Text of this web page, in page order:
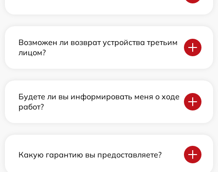
Возможен ли возврат устройства третьим
лицом?
Будете ли вы информировать меня о ходе
работ?
Какую гарантию вы предоставляете?